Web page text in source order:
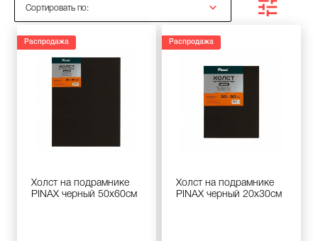
Сортировать по:
Распродажа
Холст на подрамнике
PINAX черный 50x60см
Распродажа
Холст на подрамнике
PINAX черный 20x30см